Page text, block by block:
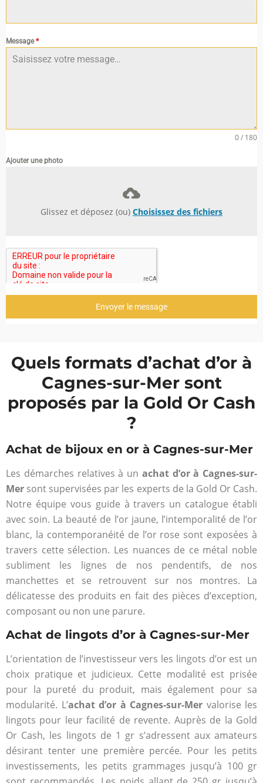
Message*
0 / 180
Ajouter une photo
Glissez et déposez (ou) Choisissez des fichiers
Envoyer le message
Quels formats d’achat d’or à
Cagnes-sur-Mer sont
proposés par la Gold Or Cash
?
Achat de bijoux en or à Cagnes-sur-Mer
Les démarches relatives à un achat d’or à Cagnes-sur-
Mer sont supervisées par les experts de la Gold Or Cash.
Notre équipe vous guide à travers un catalogue établi
avec soin. La beauté de l’or jaune, l’intemporalité de l’or
blanc, la contemporanéité de l’or rose sont exposées à
travers cette sélection. Les nuances de ce métal noble
subliment les lignes de nos pendentifs, de nos
manchettes et se retrouvent sur nos montres. La
délicatesse des produits en fait des pièces d’exception,
composant ou non une parure.
Achat de lingots d’or à Cagnes-sur-Mer
L’orientation de l’investisseur vers les lingots d’or est un
choix pratique et judicieux. Cette modalité est prisée
pour la pureté du produit, mais également pour sa
modularité. L’achat d’or à Cagnes-sur-Mer valorise les
lingots pour leur facilité de revente. Auprès de la Gold
Or Cash, les lingots de 1 gr s’adressent aux amateurs
désirant tenter une première percée. Pour les petits
investissements, les petits grammages jusqu’à 100 gr